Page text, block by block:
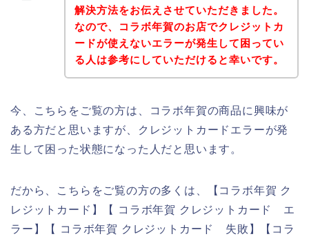
解決方法をお伝えさせていただきました。
なので、コラボ年賀のお店でクレジットカ
ードが使えないエラーが発生して困ってい
る人は参考にしていただけると幸いです。
今、こちらをご覧の方は、コラボ年賀の商品に興味が
ある方だと思いますが、クレジットカードエラーが発
生して困った状態になった人だと思います。
だから、こちらをご覧の方の多くは、【コラボ年賀 ク
レジットカード】【 コラボ年賀 クレジットカード エ
ラー】【 コラボ年賀 クレジットカード 失敗】【コラ